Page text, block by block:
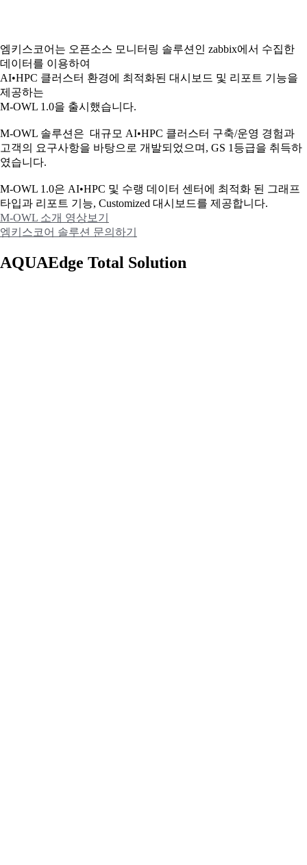
엠키스코어는 오픈소스 모니터링 솔루션인 zabbix에서 수집한
데이터를 이용하여
AI•HPC 클러스터 환경에 최적화된 대시보드 및 리포트 기능을
제공하는
M-OWL 1.0을 출시했습니다.
M-OWL 솔루션은 대규모 AI•HPC 클러스터 구축/운영 경험과
고객의 요구사항을 바탕으로 개발되었으며, GS 1등급을 취득하
였습니다.
M-OWL 1.0은 AI•HPC 및 수랭 데이터 센터에 최적화 된 그래프
타입과 리포트 기능, Customized 대시보드를 제공합니다.
M-OWL 소개 영상보기
엠키스코어 솔루션 문의하기
AQUAEdge Total Solution